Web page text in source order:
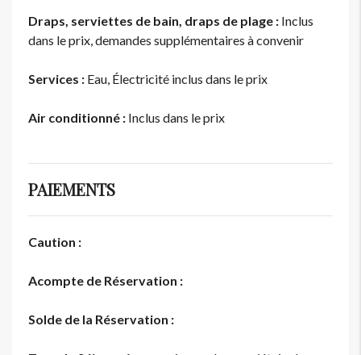
Draps, serviettes de bain, draps de plage : Inclus
dans le prix, demandes supplémentaires à convenir
Services : Eau, Électricité inclus dans le prix
Air conditionné : Inclus dans le prix
PAIEMENTS
Caution :
Acompte de Réservation :
Solde de la Réservation :